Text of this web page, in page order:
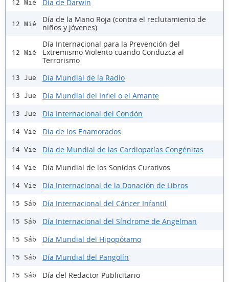
12 Mié Día de Darwin
12 Mié
Día de la Mano Roja (contra el reclutamiento de
niños y jóvenes)
12 Mié
Día Internacional para la Prevención del
Extremismo Violento cuando Conduzca al
Terrorismo
13 Jue Día Mundial de la Radio
13 Jue Día Mundial del Infiel o el Amante
13 Jue Día Internacional del Condón
14 Vie Día de los Enamorados
14 Vie Día de Mundial de las Cardiopatías Congénitas
14 Vie Día Mundial de los Sonidos Curativos
14 Vie Día Internacional de la Donación de Libros
15 Sáb Día Internacional del Cáncer Infantil
15 Sáb Día Internacional del Síndrome de Angelman
15 Sáb Día Mundial del Hipopótamo
15 Sáb Día Mundial del Pangolín
15 Sáb Día del Redactor Publicitario